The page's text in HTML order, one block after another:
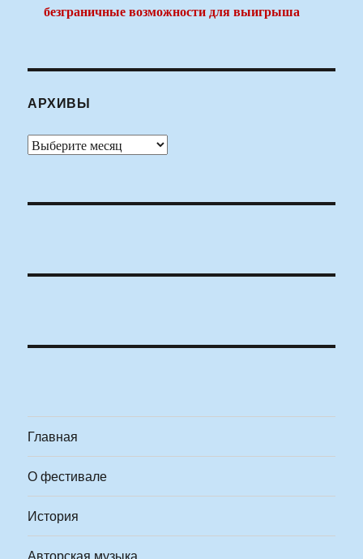
безграничные возможности для выигрыша
АРХИВЫ
Архивы
Главная
О фестивале
История